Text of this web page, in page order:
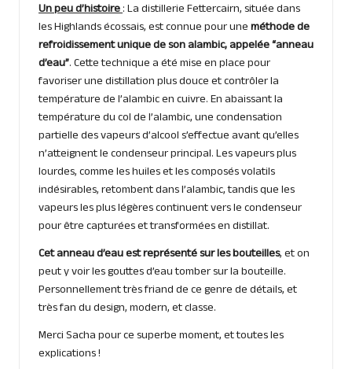
Un peu d’histoire: La distillerie Fettercairn, située dans
les Highlands écossais, est connue pour uneméthode de
refroidissement unique de son alambic, appelée “anneau
d’eau”. Cette technique a été mise en place pour
favoriser une distillation plus douce et contrôler la
température de l’alambic en cuivre. En abaissant la
température du col de l’alambic, une condensation
partielle des vapeurs d’alcool s’effectue avant qu’elles
n’atteignent le condenseur principal. Les vapeurs plus
lourdes, comme les huiles et les composés volatils
indésirables, retombent dans l’alambic, tandis que les
vapeurs les plus légères continuent vers le condenseur
pour être capturées et transformées en distillat.
Cet anneau d’eau est représenté sur les bouteilles, et on
peut y voir les gouttes d’eau tomber sur la bouteille.
Personnellement très friand de ce genre de détails, et
très fan du design, modern, et classe.
Merci Sacha pour ce superbe moment, et toutes les
explications !